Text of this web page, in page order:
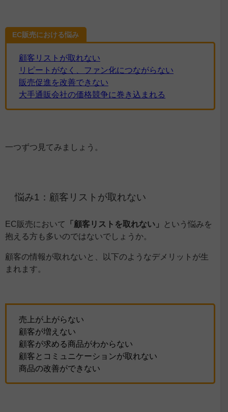
EC販売における悩み
顧客リストが取れない
リピートがなく、ファン化につながらない
販売促進を改善できない
大手通販会社の価格競争に巻き込まれる
一つずつ見てみましょう。
悩み1：顧客リストが取れない
EC販売において 「顧客リストを取れない」
という悩みを
抱える方も多いのではないでしょうか。
顧客の情報が取れないと、以下のようなデメリットが生
まれます。
売上が上がらない
顧客が増えない
顧客が求める商品がわからない
顧客とコミュニケーションが取れない
商品の改善ができない